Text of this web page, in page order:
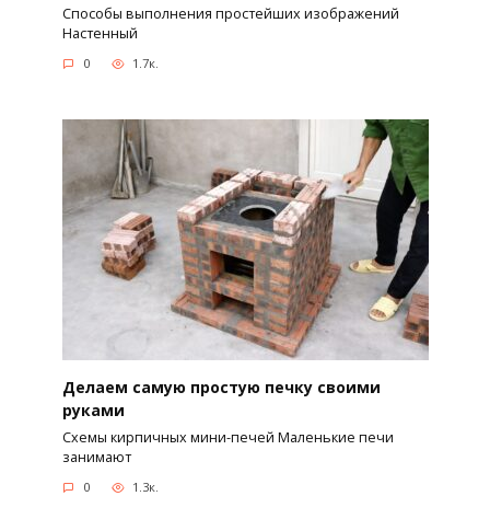
Способы выполнения простейших изображений
Настенный
0 1.7к.
Делаем самую простую печку своими
руками
Схемы кирпичных мини-печей Маленькие печи
занимают
0 1.3к.